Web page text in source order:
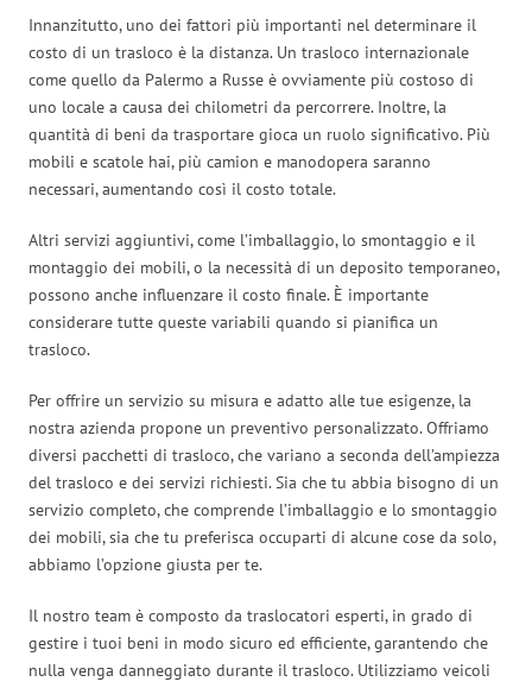
Innanzitutto, uno dei fattori più importanti nel determinare il
costo di un trasloco è la distanza. Un trasloco internazionale
come quello da Palermo a Russe è ovviamente più costoso di
uno locale a causa dei chilometri da percorrere. Inoltre, la
quantità di beni da trasportare gioca un ruolo significativo. Più
mobili e scatole hai, più camion e manodopera saranno
necessari, aumentando così il costo totale.
Altri servizi aggiuntivi, come l’imballaggio, lo smontaggio e il
montaggio dei mobili, o la necessità di un deposito temporaneo,
possono anche influenzare il costo finale. È importante
considerare tutte queste variabili quando si pianifica un
trasloco.
Per offrire un servizio su misura e adatto alle tue esigenze, la
nostra azienda propone un preventivo personalizzato. Offriamo
diversi pacchetti di trasloco, che variano a seconda dell’ampiezza
del trasloco e dei servizi richiesti. Sia che tu abbia bisogno di un
servizio completo, che comprende l’imballaggio e lo smontaggio
dei mobili, sia che tu preferisca occuparti di alcune cose da solo,
abbiamo l’opzione giusta per te.
Il nostro team è composto da traslocatori esperti, in grado di
gestire i tuoi beni in modo sicuro ed efficiente, garantendo che
nulla venga danneggiato durante il trasloco. Utilizziamo veicoli